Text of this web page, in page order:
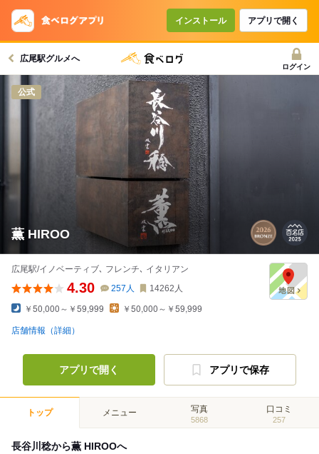
インストール アプリで開く
広尾駅グルメへ
ログイン
公式
薫 HIROO
広尾駅/イノベーティブ､ フレンチ､ イタリアン
4.30 257 人 14262 人
￥50,000～￥59,999 ￥50,000～￥59,999
店舗情報（詳細）
アプリで開く アプリで保存
トップ メニュー 写真
5868
口コミ
257
長谷川稔から薫 HIROOへ